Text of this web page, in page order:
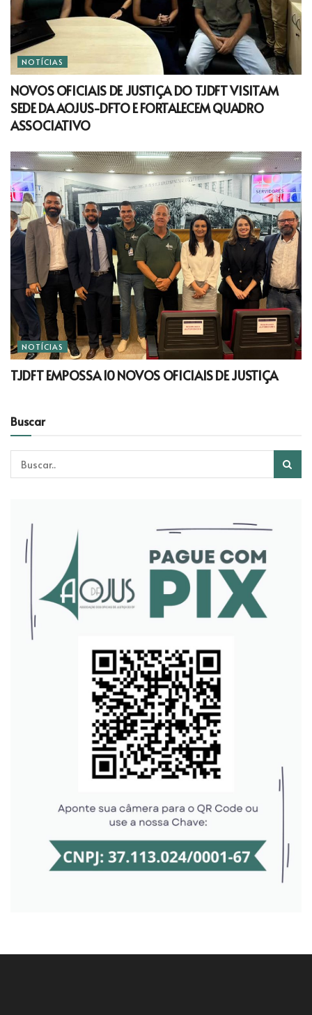
NOTÍCIAS
NOVOS OFICIAIS DE JUSTIÇA DO TJDFT VISITAM
SEDE DA AOJUS-DFTO E FORTALECEM QUADRO
ASSOCIATIVO
NOTÍCIAS
TJDFT EMPOSSA 10 NOVOS OFICIAIS DE JUSTIÇA
Buscar